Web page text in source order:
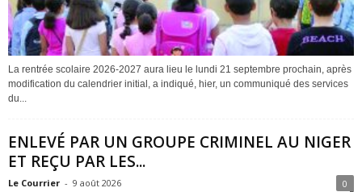
La rentrée scolaire 2026-2027 aura lieu le lundi 21 septembre prochain, après
modification du calendrier initial, a indiqué, hier, un communiqué des services
du...
ENLEVÉ PAR UN GROUPE CRIMINEL AU NIGER
ET REÇU PAR LES...
Le Courrier - 9 août 2026 0